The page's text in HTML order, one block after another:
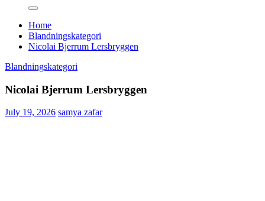
Home
Blandningskategori
Nicolai Bjerrum Lersbryggen
Blandningskategori
Nicolai Bjerrum Lersbryggen
July 19, 2026 samya zafar